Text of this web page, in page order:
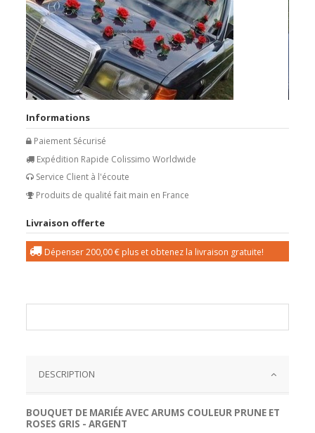
Informations
Paiement Sécurisé
Expédition Rapide Colissimo Worldwide
Service Client à l'écoute
Produits de qualité fait main en France
Livraison offerte
Dépenser200,00 € plus et obtenez la livraison gratuite!
DESCRIPTION
BOUQUET DE MARIÉE AVEC ARUMS COULEUR PRUNE ET
ROSES GRIS - ARGENT